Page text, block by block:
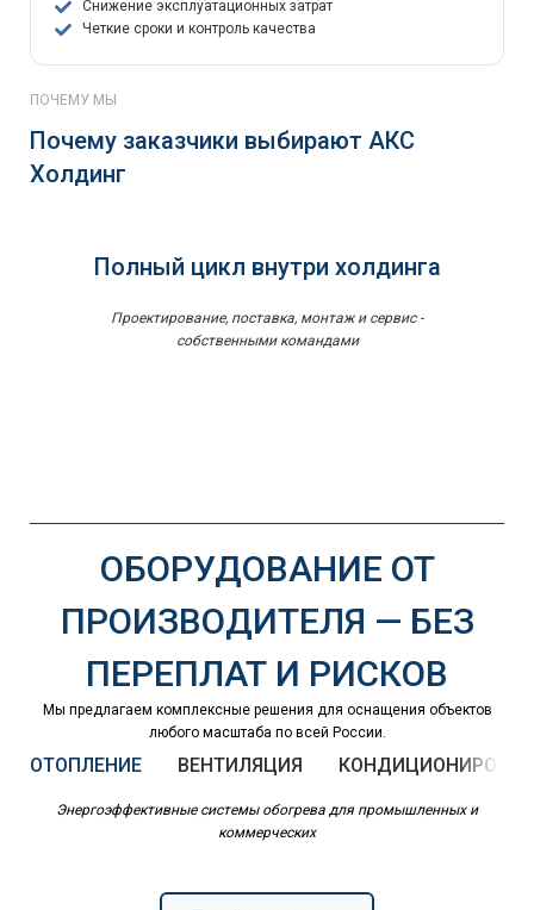
Снижение эксплуатационных затрат
Четкие сроки и контроль качества
ПОЧЕМУ МЫ
Почему заказчики выбирают АКС
Холдинг
Полный цикл внутри холдинга
Проектирование, поставка, монтаж и сервис -
собственными командами
ОБОРУДОВАНИЕ ОТ
ПРОИЗВОДИТЕЛЯ — БЕЗ
ПЕРЕПЛАТ И РИСКОВ
Мы предлагаем комплексные решения для оснащения объектов
любого масштаба по всей России.
ОТОПЛЕНИЕ ВЕНТИЛЯЦИЯ
Энергоэффективные системы обогрева для промышленных и
коммерческих